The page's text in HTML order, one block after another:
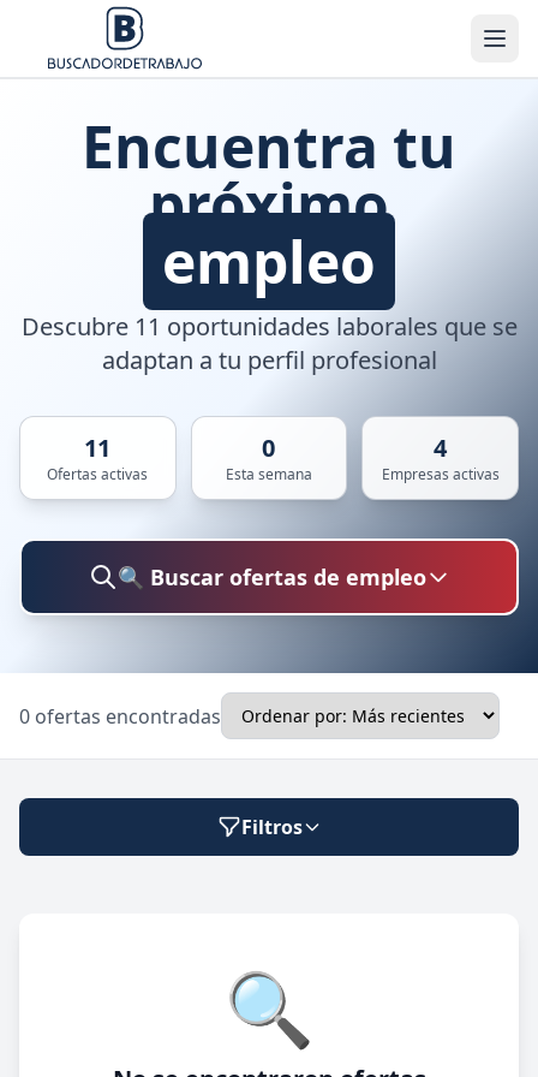
Encuentra tu
próximo
empleo
Descubre 11 oportunidades laborales que se
adaptan a tu perfil profesional
11
Ofertas activas
0
Esta semana
4
Empresas activas
🔍 Buscar ofertas de empleo
Ubicación
🔍 Buscar
0 ofertas encontradas
Filtros
Modalidad de trabajo🔍